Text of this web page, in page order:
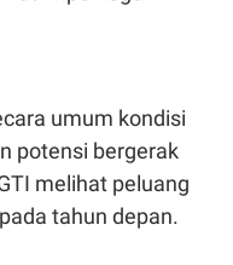
umum kondisi
potensi bergerak
melihat peluang
tahun depan.